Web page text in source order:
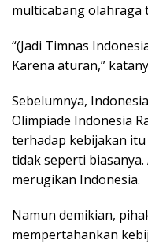
multicabang olahraga
“(Jadi Timnas
Karena aturan,”
Sebelumnya,
Olimpiade Indonesia
terhadap kebijakan
tidak seperti
merugikan Indonesia.
Namun demikian,
mempertahankan